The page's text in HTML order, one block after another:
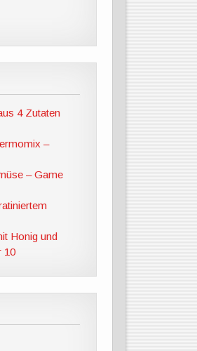
4 Zutaten
–
– Game
Honig und
10